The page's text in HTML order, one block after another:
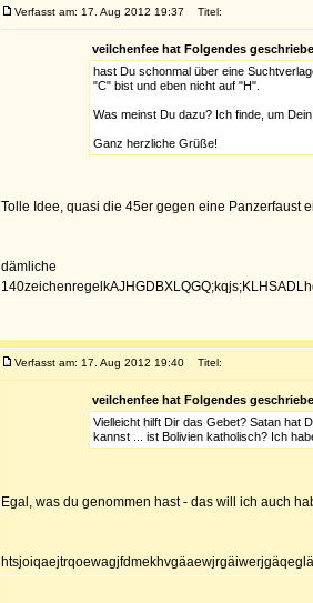
Verfasst am: 17. Aug 2012 19:37 Titel:
veilchenfee hat Folgendes
hast Du schonmal über eine
"C" bist und eben nicht auf "H".
Was meinst Du dazu? Ich finde, um
Ganz herzliche Grüße!
Tolle Idee, quasi die 45er gegen eine Panzerfaust
dämliche
Verfasst am: 17. Aug 2012 19:40 Titel:
veilchenfee hat Folgendes
Vielleicht hilft Dir das Gebet? Satan hat
kannst ... ist Bolivien katholisch? Ich
Egal, was du genommen hast - das will ich auch